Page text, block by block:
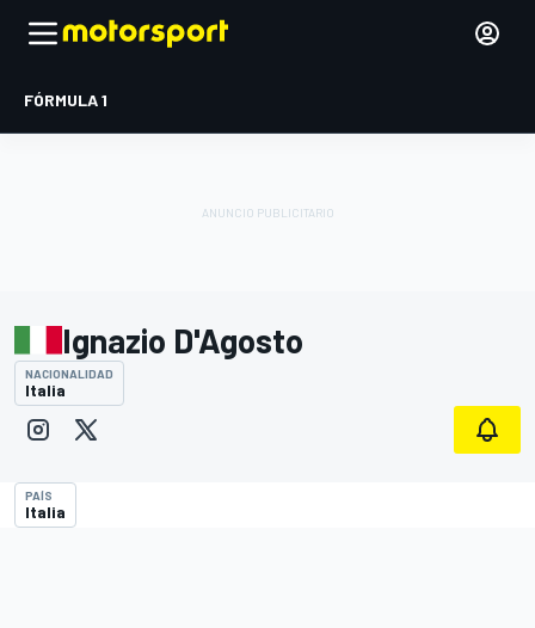
FÓRMULA 1
Ignazio D'Agosto
NACIONALIDAD
Italia
PAÍS
Italia